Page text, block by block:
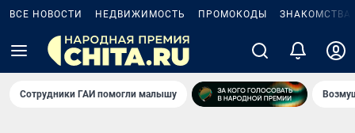
ВСЕ НОВОСТИ НЕДВИЖИМОСТЬ ПРОМОКОДЫ ЗНАКОМСТВА
Сотрудники ГАИ помогли малышу